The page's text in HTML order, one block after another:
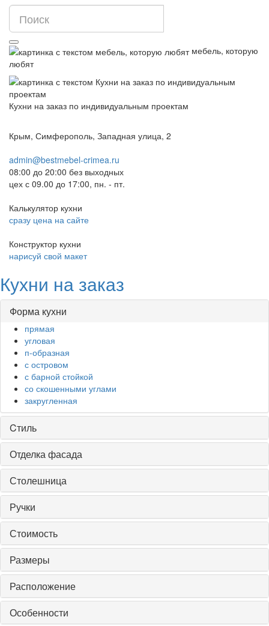
мебель, которую
любят
Кухни на заказ по индивидуальным проектам
Крым, Симферополь, Западная улица, 2
admin@bestmebel-crimea.ru
08:00 до 20:00 без выходных
цех с 09.00 до 17:00, пн. - пт.
Калькулятор кухни
сразу цена на сайте
Конструктор кухни
нарисуй свой макет
Кухни на заказ
Форма кухни
прямая
угловая
п-образная
с островом
с барной стойкой
со скошенными углами
закругленная
Cтиль
Отделка фасада
Столешница
Ручки
Стоимость
Размеры
Расположение
Особенности